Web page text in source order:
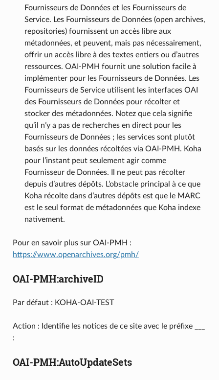
Fournisseurs de Données et les Fournisseurs de
Service. Les Fournisseurs de Données (open archives,
repositories) fournissent un accès libre aux
métadonnées, et peuvent, mais pas nécessairement,
offrir un accès libre à des textes entiers ou d’autres
ressources. OAI-PMH fournit une solution facile à
implémenter pour les Fournisseurs de Données. Les
Fournisseurs de Service utilisent les interfaces OAI
des Fournisseurs de Données pour récolter et
stocker des métadonnées. Notez que cela signifie
qu’il n’y a pas de recherches en direct pour les
Fournisseurs de Données ; les services sont plutôt
basés sur les données récoltées via OAI-PMH. Koha
pour l’instant peut seulement agir comme
Fournisseur de Données. Il ne peut pas récolter
depuis d’autres dépôts. L’obstacle principal à ce que
Koha récolte dans d’autres dépôts est que le MARC
est le seul format de métadonnées que Koha indexe
nativement.
Pour en savoir plus sur OAI-PMH :
https://www.openarchives.org/pmh/
OAI-PMH:archiveID
Par défaut : KOHA-OAI-TEST
Action : Identifie les notices de ce site avec le préfixe ___
:
OAI-PMH:AutoUpdateSets